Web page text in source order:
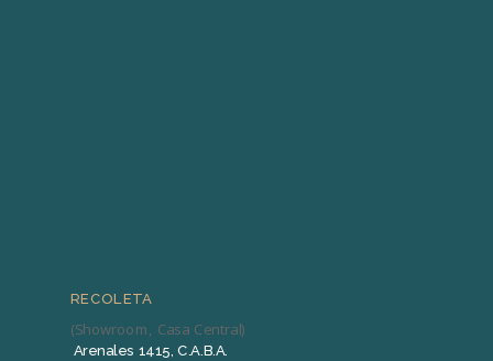
RECOLETA
(Showroom, Casa Central)
Arenales 1415, C.A.B.A.